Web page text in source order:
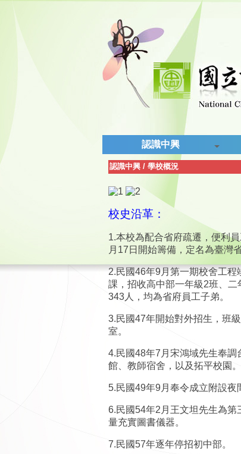
認識中興
認識中興 / 學校概況
校史沿革：
1.本校為配合省府疏遷，便利
月 17 日開始籌備，定名為臺灣
2.民國46年9月第一期校舍工程
課，招收高中部一年級2班、二
343 人，均為省府員工子弟。
3.民國47年開始對外招生，班
室。
4.民國48年7 月宋鴻域先生奉
館、教師宿舍，以及拓平校園。
5.民國49年9 月奉令成立附設
6.民國 54年2 月王文坦先生為
量充實圖書儀器。
7.民國57年逐年停招初中部。